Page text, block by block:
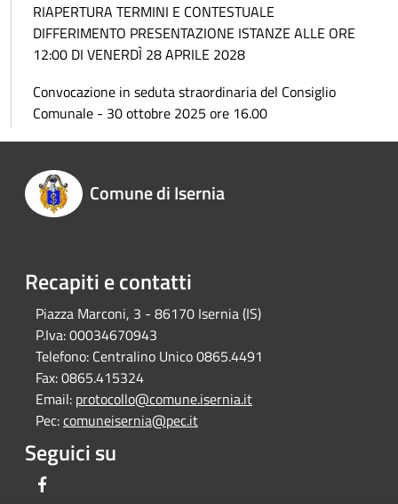
RIAPERTURA TERMINI E CONTESTUALE
DIFFERIMENTO PRESENTAZIONE ISTANZE ALLE ORE
12:00 DI VENERDÌ 28 APRILE 2028
Convocazione in seduta straordinaria del Consiglio
Comunale - 30 ottobre 2025 ore 16.00
Comune di Isernia
Recapiti e contatti
Piazza Marconi, 3 - 86170 Isernia (IS)
P.Iva:00034670943
Telefono: Centralino Unico 0865.4491
Fax:0865.415324
Email: protocollo@comune.isernia.it
Pec:comuneisernia@pec.it
Seguici su